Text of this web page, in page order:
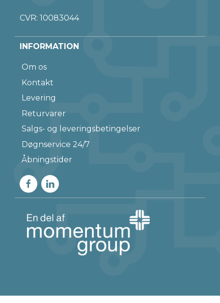
CVR: 10083044
INFORMATION
Om os
Kontakt
Levering
Returvarer
Salgs- og leveringsbetingelser
Døgnservice 24/7
Åbningstider